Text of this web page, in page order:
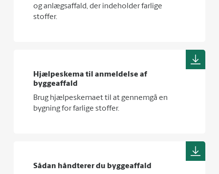
og anlægsaffald, der indeholder farlige
stoffer.
Hjælpeskema til anmeldelse af
byggeaffald
Brug hjælpeskemaet til at gennemgå en
bygning for farlige stoffer.
Sådan håndterer du byggeaffald